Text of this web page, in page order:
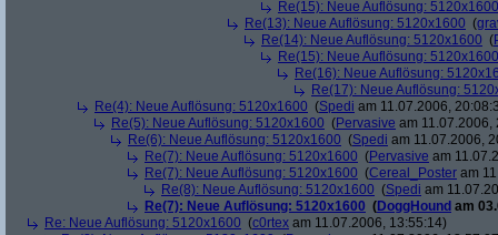
Re(15): Neue Auflösung: 5120x1600
Re(13): Neue Auflösung: 5120x1600 (
Re(14): Neue Auflösung: 5120x1600 (
Re(15): Neue Auflösung: 5120x1600
Re(16): Neue Auflösung:
Re(17): Neue Auflösung:
Re(4): Neue Auflösung: 5120x1600 (Spedi am 11.07.2006,
Re(5): Neue Auflösung: 5120x1600 (Pervasive am 11.07.2006,
Re(6): Neue Auflösung: 5120x1600 (Spedi am 11.07.2006,
Re(7): Neue Auflösung: 5120x1600 (Pervasive am
Re(7): Neue Auflösung: 5120x1600 (Cereal_Poster am
Re(8): Neue Auflösung: 5120x1600 (Spedi am
Re(7): Neue Auflösung: 5120x1600 (DoggHound am
Re: Neue Auflösung: 5120x1600 (c0rtex am 11.07.2006, 13:55:14)